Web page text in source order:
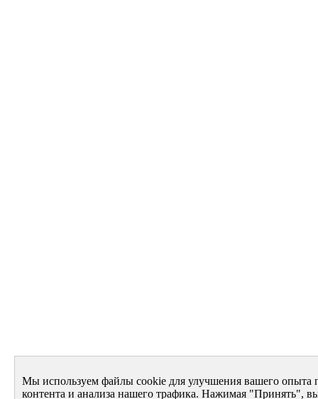
Мы используем файлы cookie для улучшения вашего опыта
контента и анализа нашего трафика. Нажимая "Принять",